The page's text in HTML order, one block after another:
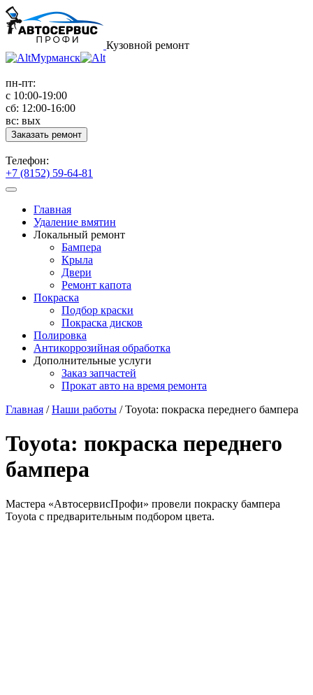
Кузовной ремонт
Мурманск
пн-пт:
с 10:00-19:00
сб: 12:00-16:00
вс: вых
Заказать ремонт
Телефон:
+7 (8152) 59-64-81
Главная
Удаление вмятин
Локальный ремонт
Бампера
Крыла
Двери
Ремонт капота
Покраска
Подбор краски
Покраска дисков
Полировка
Антикоррозийная обработка
Дополнительные услуги
Заказ запчастей
Прокат авто на время ремонта
Главная / Наши работы / Toyota: покраска переднего бампера
Toyota: покраска переднего
бампера
Мастера «АвтосервисПрофи» провели покраску бампера
Toyota с предварительным подбором цвета.